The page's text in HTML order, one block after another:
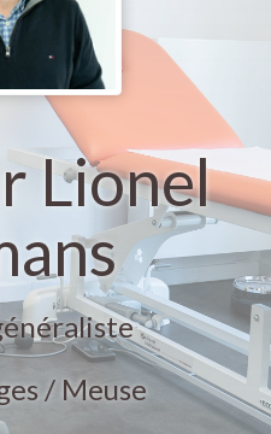
Lionel
/ Meuse